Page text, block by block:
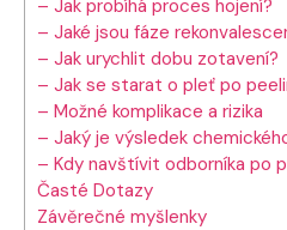
– Jak probíhá proces hojení?
– Jaké jsou fáze
– Jak urychlit dobu zotavení?
– Jak se starat o pleť po
– Možné komplikace a rizika
– Jaký je výsledek
– Kdy navštívit odborníka po
Časté Dotazy
Závěrečné myšlenky